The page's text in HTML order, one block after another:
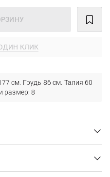
КЛИК
см. Грудь 86 см. Талия 60
размер: 8